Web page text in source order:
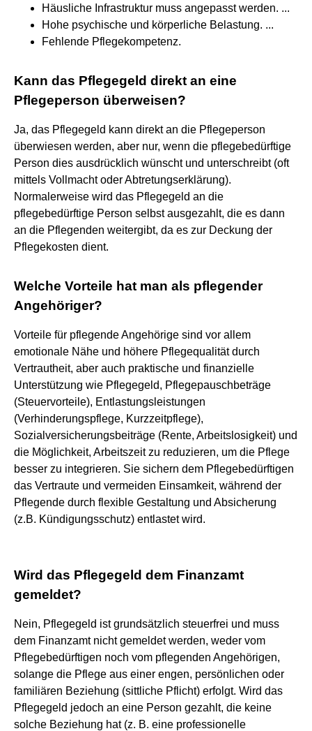
Häusliche Infrastruktur muss angepasst werden. ...
Hohe psychische und körperliche Belastung. ...
Fehlende Pflegekompetenz.
Kann das Pflegegeld direkt an eine
Pflegeperson überweisen?
Ja, das Pflegegeld kann direkt an die Pflegeperson
überwiesen werden, aber nur, wenn die pflegebedürftige
Person dies ausdrücklich wünscht und unterschreibt (oft
mittels Vollmacht oder Abtretungserklärung).
Normalerweise wird das Pflegegeld an die
pflegebedürftige Person selbst ausgezahlt, die es dann
an die Pflegenden weitergibt, da es zur Deckung der
Pflegekosten dient.
Welche Vorteile hat man als pflegender
Angehöriger?
Vorteile für pflegende Angehörige sind vor allem
emotionale Nähe und höhere Pflegequalität durch
Vertrautheit, aber auch praktische und finanzielle
Unterstützung wie Pflegegeld, Pflegepauschbeträge
(Steuervorteile), Entlastungsleistungen
(Verhinderungspflege, Kurzzeitpflege),
Sozialversicherungsbeiträge (Rente, Arbeitslosigkeit) und
die Möglichkeit, Arbeitszeit zu reduzieren, um die Pflege
besser zu integrieren. Sie sichern dem Pflegebedürftigen
das Vertraute und vermeiden Einsamkeit, während der
Pflegende durch flexible Gestaltung und Absicherung
(z.B. Kündigungsschutz) entlastet wird.
Wird das Pflegegeld dem Finanzamt
gemeldet?
Nein, Pflegegeld ist grundsätzlich steuerfrei und muss
dem Finanzamt nicht gemeldet werden, weder vom
Pflegebedürftigen noch vom pflegenden Angehörigen,
solange die Pflege aus einer engen, persönlichen oder
familiären Beziehung (sittliche Pflicht) erfolgt. Wird das
Pflegegeld jedoch an eine Person gezahlt, die keine
solche Beziehung hat (z. B. eine professionelle